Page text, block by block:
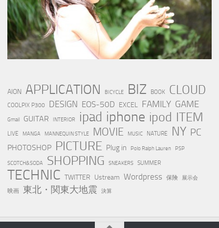
AION APPLICATION BICYCLE BIZ BOOK CLOUD
COOLPIX P300 DESIGN EOS-50D EXCEL FAMILY GAME
Gmail GUITAR INTERIOR ipad iphone ipod ITEM
LIVE MANGA MANNEQUIN STYLE MOVIE MUSIC NATURE NY PC
PHOTOSHOP PICTURE Plug in Polo Ralph Lauren PSP
SCOTCH&SODA SHOPPING SNEAKERS SUMMER
TECHNIC TWITTER Ustream Wordpress 保険 展示会
映画 東北・関東大地震 決算